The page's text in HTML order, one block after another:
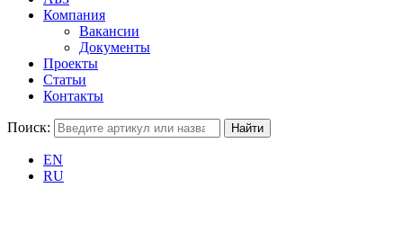
Компания
Вакансии
Документы
Проекты
Статьи
Контакты
Поиск:
EN
RU